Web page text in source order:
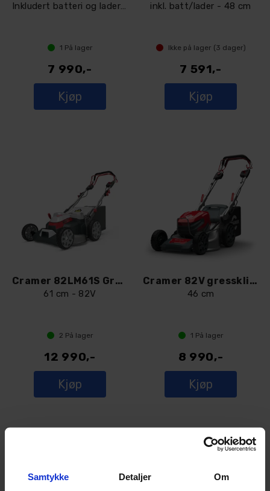
Samtykke Detaljer Om
Inkludert batteri og lader 48 cm - 48V
1 På lager
7 990,-
Kjøp
inkl. batt/lader - 48 cm
Ikke på lager (3 dager)
7 591,-
Kjøp
Cramer 82LM61S Gressklipper
61 cm - 82V
2 På lager
12 990,-
Kjøp
Cramer 82V gressklipper 82LM46SX
46 cm
1 På lager
8 990,-
Kjøp